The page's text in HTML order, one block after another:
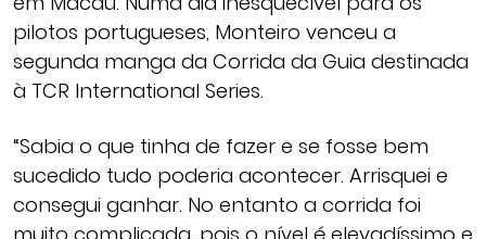
pilotos portugueses, Monteiro venceu a
segunda manga da Corrida da Guia destinada
à TCR International Series.
“Sabia o que tinha de fazer e se fosse bem
sucedido tudo poderia acontecer. Arrisquei e
consegui ganhar. No entanto a corrida foi